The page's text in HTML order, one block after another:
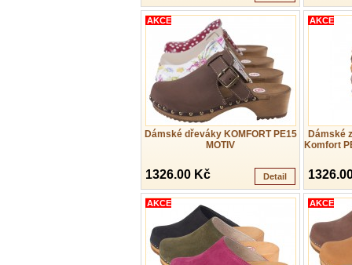
Dámské dřeváky KOMFORT PE15
MOTIV
AKCE
1326.00 Kč Detail
Dámské
Komfort
AKCE
AKCE AKCE